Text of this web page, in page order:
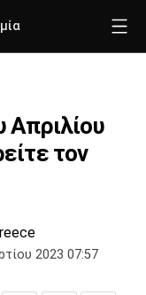
Απριλίου
τον
2023 07:57